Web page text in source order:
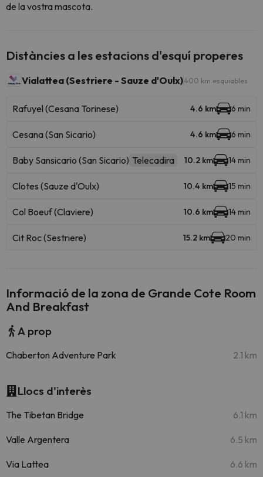
de la vostra mascota.
Distàncies a les estacions d'esquí properes
Vialattea (Sestriere - Sauze d'Oulx)400 km esquiables
Rafuyel (Cesana Torinese) 4.6 km 6 min
Cesana (San Sicario) 4.6 km 6 min
Baby Sansicario (San Sicario) Telecadira 10.2 km 14 min
Clotes (Sauze d'Oulx) 10.4 km 15 min
Col Boeuf (Claviere) 10.6 km 14 min
Cit Roc (Sestriere) 15.2 km 20 min
Informació de la zona de Grande Cote Room
And Breakfast
A prop
Chaberton Adventure Park 2.1 km
Llocs d'interès
The Tibetan Bridge 6.1 km
Valle Argentera 6.5 km
Via Lattea 6.6 km